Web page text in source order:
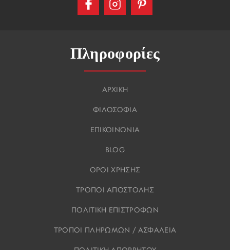
Πληροφορίες
ΑΡΧΙΚΗ
ΦΙΛΟΣΟΦΙΑ
ΕΠΙΚΟΙΝΩΝΙΑ
BLOG
ΟΡΟΙ ΧΡΗΣΗΣ
ΤΡΟΠΟΙ ΑΠΟΣΤΟΛΗΣ
ΠΟΛΙΤΙΚΗ ΕΠΙΣΤΡΟΦΩΝ
ΤΡΟΠΟΙ ΠΛΗΡΩΜΩΝ / ΑΣΦΑΛΕΙΑ